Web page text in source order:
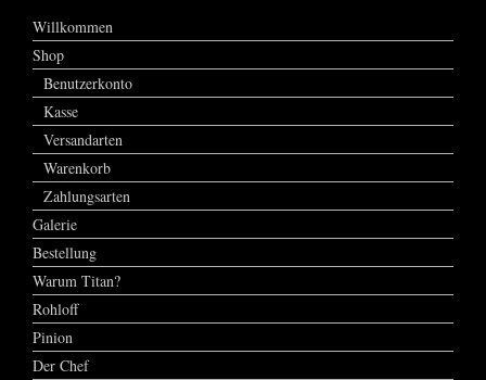
Willkommen
Shop
Benutzerkonto
Kasse
Versandarten
Warenkorb
Zahlungsarten
Galerie
Bestellung
Warum Titan?
Rohloff
Pinion
Der Chef